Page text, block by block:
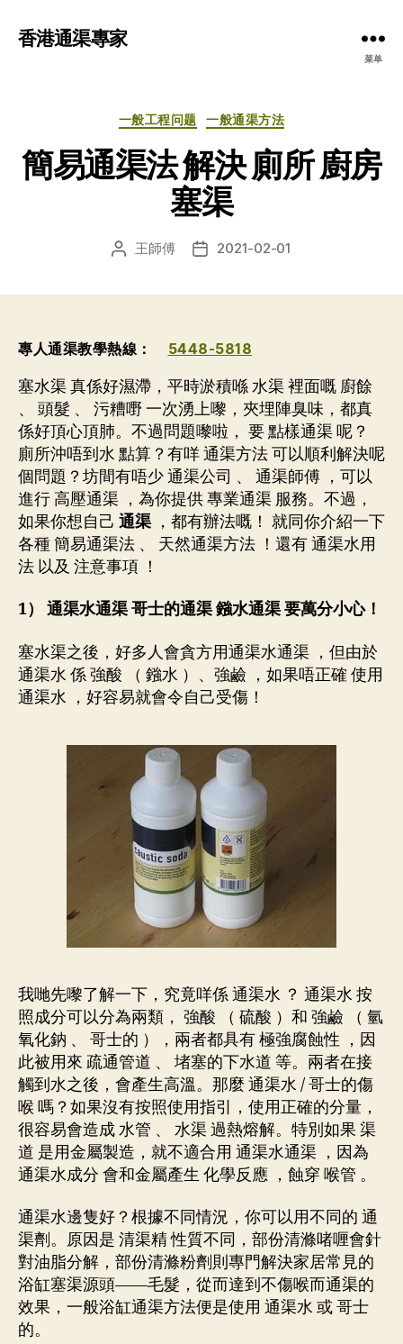
香港通渠專家
菜单
分
一般工程问题 一般通渠方法
簡易通渠法 解決 廁所 廚房
塞渠
文 王師傅
发 2021-02-01
專人通渠教學熱線： 5448-5818
塞水渠 真係好濕滯，平時淤積喺 水渠 裡面嘅 廚餘
、 頭髮 、 污糟嘢 一次湧上嚟，夾埋陣臭味，都真
係好頂心頂肺。不過問題嚟啦， 要 點樣通渠 呢？
廁所沖唔到水 點算？有咩 通渠方法 可以順利解決呢
個問題？坊間有唔少 通渠公司 、 通渠師傅 ，可以
進行 高壓通渠 ，為你提供 專業通渠 服務。不過，
如果你想自己 通渠 ，都有辦法嘅！ 就同你介紹一下
各種 簡易通渠法 、 天然通渠方法 ！還有 通渠水用
法 以及 注意事項 ！
1） 通渠水通渠 哥士的通渠 鏹水通渠 要萬分小心！
塞水渠之後，好多人會貪方用通渠水通渠 ，但由於
通渠水 係 強酸 （ 鏹水 ）、強鹼 ，如果唔正確 使用
通渠水 ，好容易就會令自己受傷！
我哋先嚟了解一下，究竟咩係 通渠水 ？ 通渠水 按
照成分可以分為兩類， 強酸 （ 硫酸 ）和 強鹼 （ 氫
氧化鈉 、 哥士的 ），兩者都具有 極強腐蝕性 ，因
此被用來 疏通管道 、 堵塞的下水道 等。兩者在接
觸到水之後，會產生高溫。那麼 通渠水 / 哥士的傷
喉 嗎？如果沒有按照使用指引，使用正確的分量，
很容易會造成 水管 、 水渠 過熱熔解。特別如果 渠
道 是用金屬製造，就不適合用 通渠水通渠 ，因為
通渠水成分 會和金屬產生 化學反應 ，蝕穿 喉管 。
通渠水邊隻好？根據不同情況，你可以用不同的 通
渠劑。原因是 清渠精 性質不同，部份清滌啫喱會針
對油脂分解，部份清滌粉劑則專門解決家居常見的
浴缸塞渠源頭——毛髮，從而達到不傷喉而通渠的
效果，一般浴缸通渠方法便是使用 通渠水 或 哥士
的。